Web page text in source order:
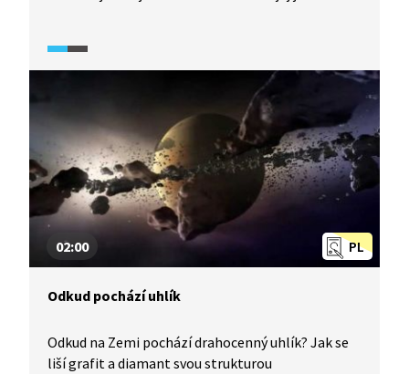
uhličitý. Uhlík se ocitá v neustálém koloběhu,
jehož součástí jsou geologické pochody i život
sám. Michael nás provede tímto uhlíkovým cyklem
a zopakuje některé klíčové experimenty, které
vedly k objevu CO2.
PL
02:00
Odkud pochází uhlík
Odkud na Zemi pochází drahocenný uhlík? Jak se
liší grafit a diamant svou strukturou